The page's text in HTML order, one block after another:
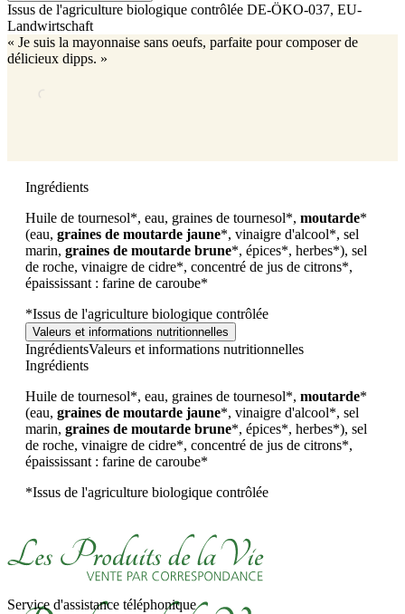
Issus de l'agriculture biologique contrôlée DE-ÖKO-037, EU-
Landwirtschaft
« Je suis la mayonnaise sans oeufs, parfaite pour composer de
délicieux dipps. »
Ingrédients
Huile de tournesol*, eau, graines de tournesol*, moutarde*
(eau, graines de moutarde jaune*, vinaigre d'alcool*, sel
marin, graines de moutarde brune*, épices*, herbes*), sel
de roche, vinaigre de cidre*, concentré de jus de citrons*,
épaississant : farine de caroube*
*Issus de l'agriculture biologique contrôlée
Valeurs et informations nutritionnelles
IngrédientsValeurs et informations nutritionnelles
Ingrédients
Huile de tournesol*, eau, graines de tournesol*, moutarde*
(eau, graines de moutarde jaune*, vinaigre d'alcool*, sel
marin, graines de moutarde brune*, épices*, herbes*), sel
de roche, vinaigre de cidre*, concentré de jus de citrons*,
épaississant : farine de caroube*
*Issus de l'agriculture biologique contrôlée
Service d'assistance téléphonique